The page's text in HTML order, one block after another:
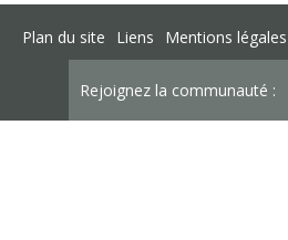
Plan du site Liens Mentions légales
Rejoignez la communauté :